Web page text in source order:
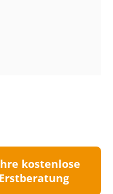
kostenlose